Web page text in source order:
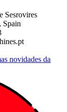
Sesrovires
Spain
novidades da